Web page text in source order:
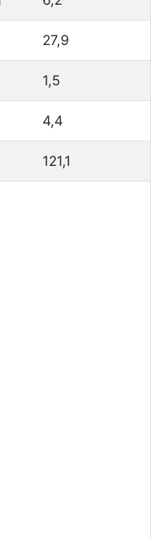
27,9
1,5
4,4
121,1